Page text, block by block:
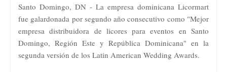
Santo Domingo, DN - La empresa dominicana Licormart
fue galardonada por segundo año consecutivo como "Mejor
empresa distribuidora de licores para eventos en Santo
Domingo, Región Este y República Dominicana" en la
segunda versión de los Latin American Wedding Awards.